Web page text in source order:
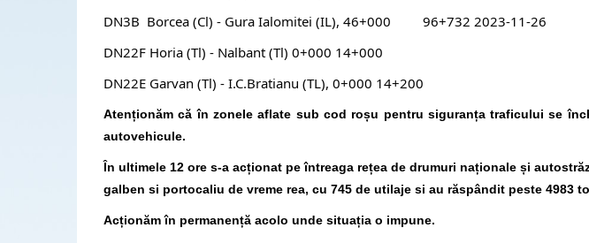
DN3B Borcea (Cl) - Gura Ialomitei (IL), 46+000 96+732 2023-11-26
DN22F Horia (Tl) - Nalbant (Tl) 0+000 14+000
DN22E Garvan (Tl) - I.C.Bratianu (TL), 0+000 14+200
Atenționăm că în zonele aflate sub cod roșu pentru siguranța traficului se
autovehicule.
În ultimele 12 ore s-a acționat pe întreaga rețea de drumuri naționale și
galben si portocaliu de vreme rea, cu 745 de utilaje si au răspândit peste 4983
Acționăm în permanență acolo unde situația o impune.